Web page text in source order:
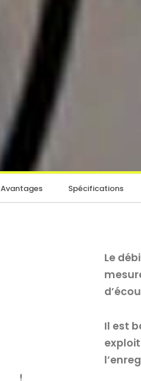
Avantages Spécifications
Le
Il est